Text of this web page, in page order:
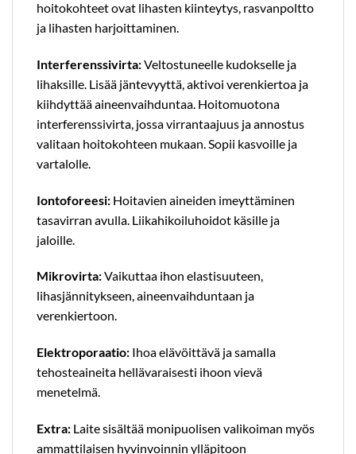
hoitokohteet ovat lihasten kiinteytys, rasvanpoltto
ja lihasten harjoittaminen.
Interferenssivirta:Veltostuneelle kudokselle ja
lihaksille. Lisää jäntevyyttä, aktivoi verenkiertoa ja
kiihdyttää aineenvaihduntaa. Hoitomuotona
interferenssivirta, jossa virrantaajuus ja annostus
valitaan hoitokohteen mukaan. Sopii kasvoille ja
vartalolle.
Iontoforeesi: Hoitavien aineiden imeyttäminen
tasavirran avulla. Liikahikoiluhoidot käsille ja
jaloille.
Mikrovirta:Vaikuttaa ihon elastisuuteen,
lihasjännitykseen, aineenvaihduntaan ja
verenkiertoon.
Elektroporaatio: Ihoa elävöittävä ja samalla
tehosteaineita hellävaraisesti ihoon vievä
menetelmä.
Extra: Laite sisältää monipuolisen valikoiman myös
ammattilaisen hyvinvoinnin ylläpitoon